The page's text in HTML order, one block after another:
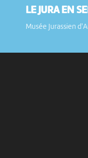
LE JURA EN
Musée Jurassien